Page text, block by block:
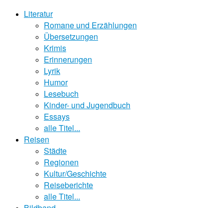
Literatur
Romane und Erzählungen
Übersetzungen
Krimis
Erinnerungen
Lyrik
Humor
Lesebuch
Kinder- und Jugendbuch
Essays
alle Titel...
Reisen
Städte
Regionen
Kultur/Geschichte
Reiseberichte
alle Titel...